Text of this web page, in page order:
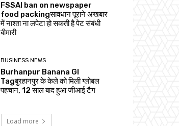
FSSAI ban on newspaper
food packingसावधान पूराने अखबार
में नाश्ता ना लपेटा हो सकती है पेट संबंधी
बीमारी
BUSINESS NEWS
Burhanpur Banana GI
Tagबुरहानपुर के केले को मिली ग्लोबल
पहचान, 12 साल बाद हुआ जीआई टैग
Load more